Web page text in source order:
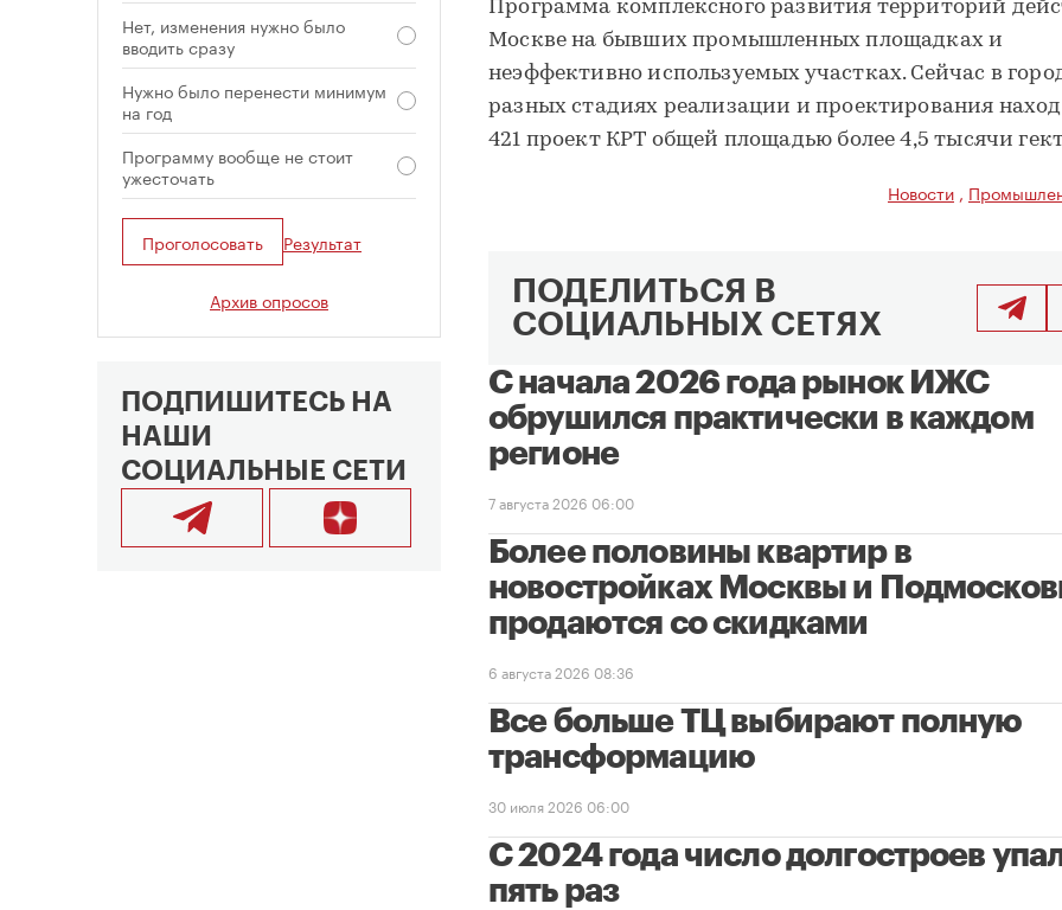
Программа комплексного развития территорий
Москве на бывших промышленных площадках и
неэффективно используемых участках. Сейчас в
разных стадиях реализации и проектирования
421 проект КРТ общей площадью более 4,5 тысячи
Новости ,
ПОДЕЛИТЬСЯ В
СОЦИАЛЬНЫХ СЕТЯХ
С начала 2026 года рынок ИЖС
обрушился практически в каждом
регионе
7 августа 2026 06:00
Более половины квартир в
новостройках Москвы и
продаются со скидками
6 августа 2026 08:36
Все больше ТЦ выбирают полную
трансформацию
30 июля 2026 06:00
С 2024 года число долгостроев
пять раз
Нет, изменения нужно было
вводить сразу
Нужно было перенести минимум
на год
Программу вообще не стоит
ужесточать
Проголосовать Результат
Архив опросов
ПОДПИШИТЕСЬ НА
НАШИ
СОЦИАЛЬНЫЕ СЕТИ